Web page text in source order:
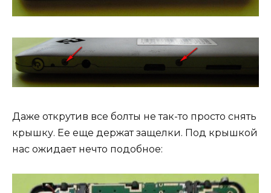
Даже открутив все болты не так-то просто снять
крышку. Ее еще держат защелки. Под крышкой
нас ожидает нечто подобное: